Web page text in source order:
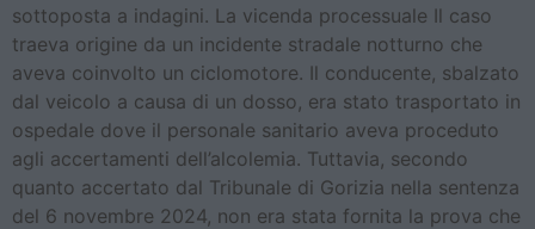
sottoposta a indagini. La vicenda processuale Il caso
traeva origine da un incidente stradale notturno che
aveva coinvolto un ciclomotore. Il conducente, sbalzato
dal veicolo a causa di un dosso, era stato trasportato in
ospedale dove il personale sanitario aveva proceduto
agli accertamenti dell’alcolemia. Tuttavia, secondo
quanto accertato dal Tribunale di Gorizia nella sentenza
del 6 novembre 2024, non era stata fornita la prova che